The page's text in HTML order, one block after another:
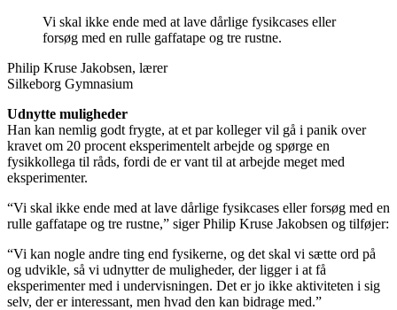
Vi skal ikke ende med at lave dårlige fysikcases eller
forsøg med en rulle gaffatape og tre rustne.
Philip Kruse Jakobsen, lærer
Silkeborg Gymnasium
Udnytte muligheder
Han kan nemlig godt frygte, at et par kolleger vil gå i panik over
kravet om 20 procent eksperimentelt arbejde og spørge en
fysikkollega til råds, fordi de er vant til at arbejde meget med
eksperimenter.
“Vi skal ikke ende med at lave dårlige fysikcases eller forsøg med en
rulle gaffatape og tre rustne,” siger Philip Kruse Jakobsen og tilføjer:
“Vi kan nogle andre ting end fysikerne, og det skal vi sætte ord på
og udvikle, så vi udnytter de muligheder, der ligger i at få
eksperimenter med i undervisningen. Det er jo ikke aktiviteten i sig
selv, der er interessant, men hvad den kan bidrage med.”